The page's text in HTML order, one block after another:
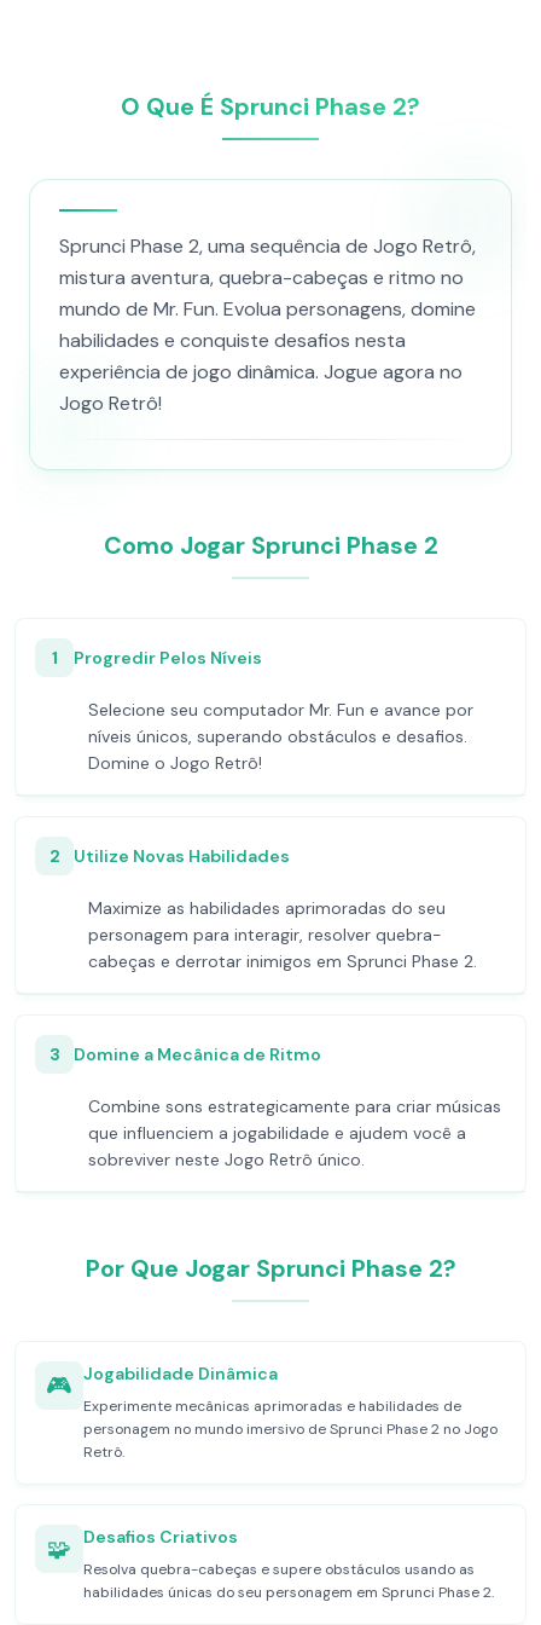
O Que É Sprunci Phase 2?
Sprunci Phase 2, uma sequência de Jogo Retrô,
mistura aventura, quebra-cabeças e ritmo no
mundo de Mr. Fun. Evolua personagens, domine
habilidades e conquiste desafios nesta
experiência de jogo dinâmica. Jogue agora no
Jogo Retrô!
Como Jogar Sprunci Phase 2
1 Progredir Pelos Níveis
Selecione seu computador Mr. Fun e avance por
níveis únicos, superando obstáculos e desafios.
Domine o Jogo Retrô!
2 Utilize Novas Habilidades
Maximize as habilidades aprimoradas do seu
personagem para interagir, resolver quebra-
cabeças e derrotar inimigos em Sprunci Phase 2.
3 Domine a Mecânica de Ritmo
Combine sons estrategicamente para criar músicas
que influenciem a jogabilidade e ajudem você a
sobreviver neste Jogo Retrô único.
Por Que Jogar Sprunci Phase 2?
🎮 Jogabilidade Dinâmica
Experimente mecânicas aprimoradas e habilidades de
personagem no mundo imersivo de Sprunci Phase 2 no Jogo
Retrô.
🧩 Desafios Criativos
Resolva quebra-cabeças e supere obstáculos usando as
habilidades únicas do seu personagem em Sprunci Phase 2.